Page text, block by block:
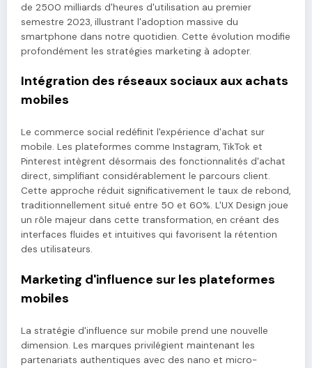
de 2500 milliards d'heures d'utilisation au premier
semestre 2023, illustrant l'adoption massive du
smartphone dans notre quotidien. Cette évolution modifie
profondément les stratégies marketing à adopter.
Intégration des réseaux sociaux aux achats
mobiles
Le commerce social redéfinit l'expérience d'achat sur
mobile. Les plateformes comme Instagram, TikTok et
Pinterest intègrent désormais des fonctionnalités d'achat
direct, simplifiant considérablement le parcours client.
Cette approche réduit significativement le taux de rebond,
traditionnellement situé entre 50 et 60%. L'UX Design joue
un rôle majeur dans cette transformation, en créant des
interfaces fluides et intuitives qui favorisent la rétention
des utilisateurs.
Marketing d'influence sur les plateformes
mobiles
La stratégie d'influence sur mobile prend une nouvelle
dimension. Les marques privilégient maintenant les
partenariats authentiques avec des nano et micro-